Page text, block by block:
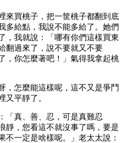
來買桃子，把一筐桃子都翻到底
多給點，我說不能多給了。她們
，我就說：「哪有你們這樣買東
翻過來了，說不要就又不要
，你怎麼著吧！」氣得我拿起桃
，怎麼能這樣呢，這不又是爭鬥
又平靜了。
「真、善、忍，可是真難忍
靜，您看這不就沒事了嗎，要是
不一定是啥樣呢。」老太太說：